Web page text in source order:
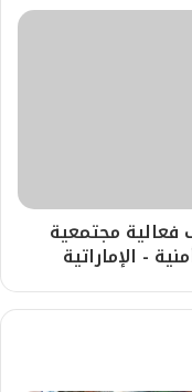
مجتمعية
- الإماراتية